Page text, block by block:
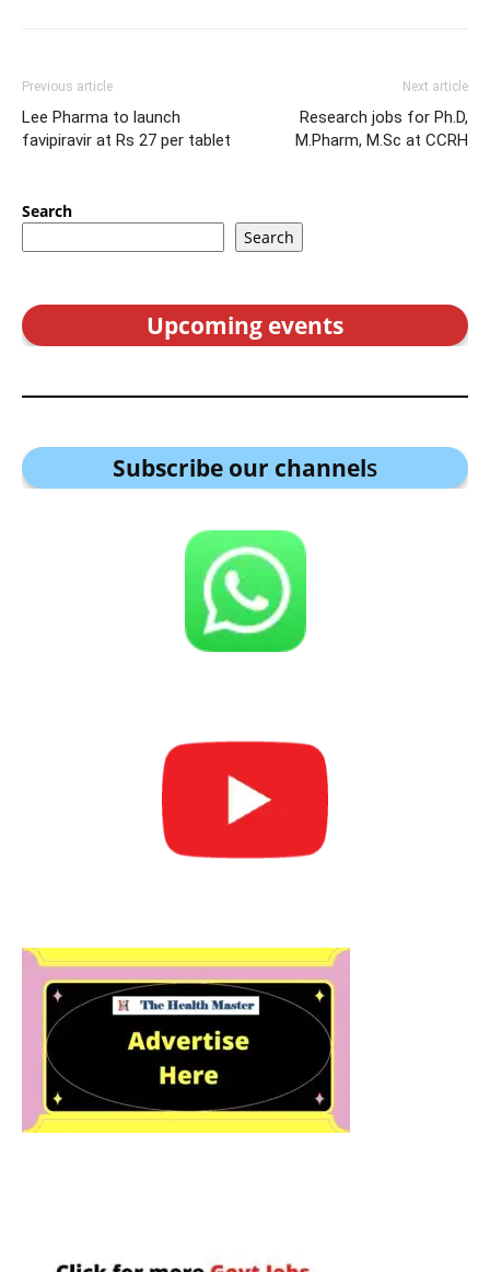
Previous article
Lee Pharma to launch
favipiravir at Rs 27 per tablet
Next article
Research jobs for Ph.D,
M.Pharm, M.Sc at CCRH
Search
Search
Upcoming events
Subscribe our channels